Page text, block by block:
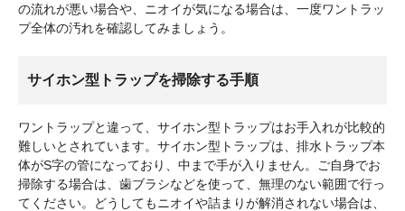
の流れが悪い場合や、ニオイが気になる場合は、一度ワントラッ
プ全体の汚れを確認してみましょう。
サイホン型トラップを掃除する手順
ワントラップと違って、サイホン型トラップはお手入れが比較的
難しいとされています。サイホン型トラップは、排水トラップ本
体がS字の管になっており、中まで手が入りません。ご自身でお
掃除する場合は、歯ブラシなどを使って、無理のない範囲で行っ
てください。どうしてもニオイや詰まりが解消されない場合は、